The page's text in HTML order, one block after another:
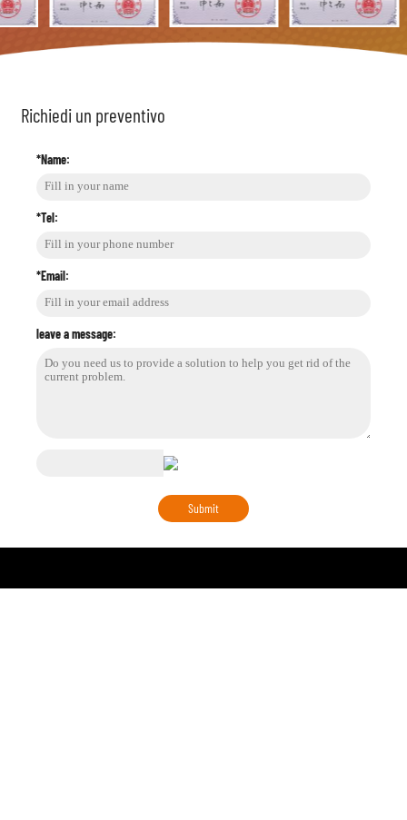
Richiedi un preventivo
*Name:
*Tel:
*Email:
leave a message: